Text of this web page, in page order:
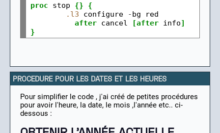
proc stop {}
{
.l3 configure -bg red
after cancel [after info]
}
PROCEDURE POUR LES DATES ET LES HEURES
Pour simplifier le code , j'ai créé de petites procédures
pour avoir l'heure, la date, le mois ,l'année etc.. ci-
dessous :